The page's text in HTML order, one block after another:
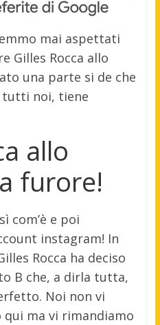
mai aspettati
Gilles Rocca allo
una parte si de che
tutti noi, tiene
allo
furore!
com’è e poi
instagram! In
Rocca ha deciso
B che, a dirla tutta,
Noi non vi
ma vi rimandiamo